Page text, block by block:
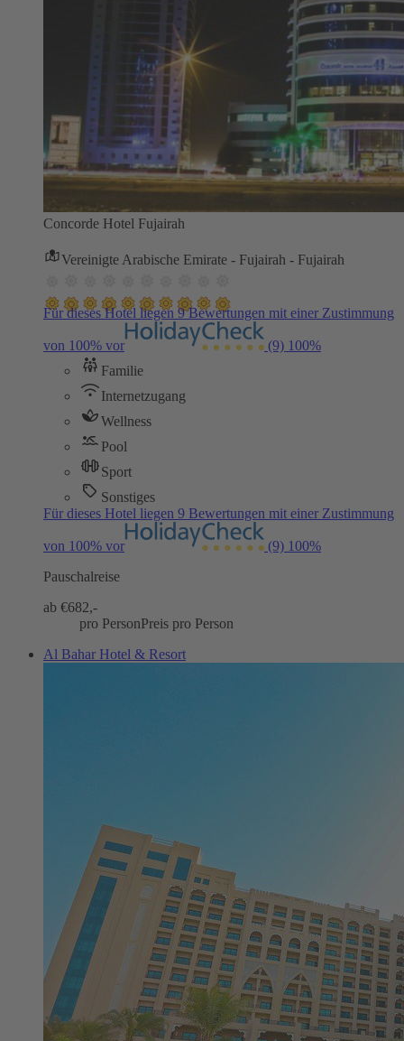
Concorde Hotel Fujairah
Vereinigte Arabische Emirate - Fujairah - Fujairah
Für dieses Hotel liegen 9 Bewertungen mit einer Zustimmung
von 100% vor (9) 100%
Familie
Internetzugang
Wellness
Pool
Sport
Sonstiges
Für dieses Hotel liegen 9 Bewertungen mit einer Zustimmung
von 100% vor (9) 100%
Pauschalreise
ab €682,-
pro PersonPreis pro Person
Al Bahar Hotel & Resort